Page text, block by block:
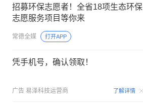
招募环保志愿者！全省18项生态环保
志愿服务项目等你来
常德全媒 打开APP
凭手机号，确认领取！
广告 易泽科技运营商 了解详情